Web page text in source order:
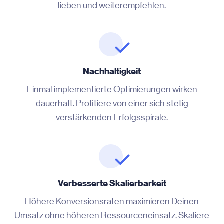
lieben und weiterempfehlen.
Nachhaltigkeit
Einmal implementierte Optimierungen wirken
dauerhaft. Profitiere von einer sich stetig
verstärkenden Erfolgsspirale.
Verbesserte Skalierbarkeit
Höhere Konversionsraten maximieren Deinen
Umsatz ohne höheren Ressourceneinsatz. Skaliere